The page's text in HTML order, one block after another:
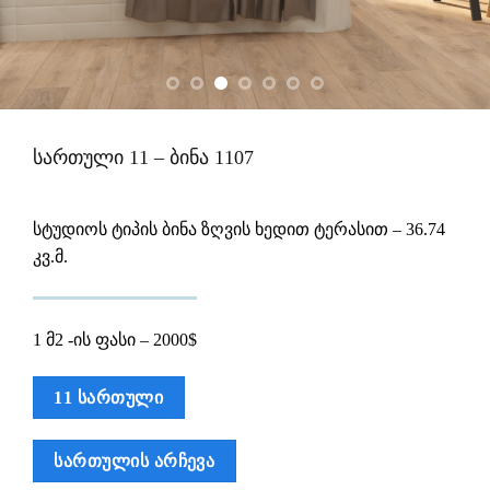
სართული 11 – ბინა 1107
სტუდიოს ტიპის ბინა ზღვის ხედით ტერასით – 36.74
კვ.მ.
1 მ2 -ის ფასი – 2000$
11 ᲡᲐᲠᲗᲣᲚᲘ
ᲡᲐᲠᲗᲣᲚᲘᲡ ᲐᲠᲩᲔᲕᲐ